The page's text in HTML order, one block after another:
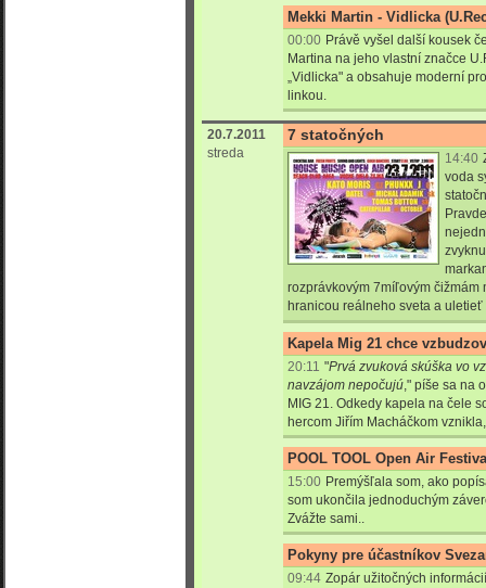
Mekki Martin - Vidlicka
00:00 Právě vyšel další kousek
Martina na jeho vlastní značce
„Vidlicka" a obsahuje moderní
linkou.
20.7.2011
streda
7 statočných
14:40
voda
rozprávkovým 7míľovým čižmám
hranicou reálneho sveta a uletieť
Kapela Mig 21 chce
20:11 "Prvá zvuková skúška vo
navzájom nepočujú," píše sa na
MIG 21. Odkedy kapela na čele
hercom Jiřím Macháčkom
POOL TOOL Open Air
15:00 Premýšľala som, ako
som ukončila jednoduchým
Zvážte sami..
Pokyny pre účastníkov
09:44 Zopár užitočných